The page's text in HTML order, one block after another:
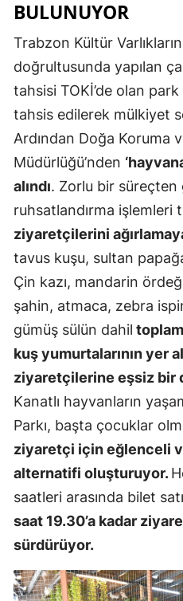
BULUNUYOR
Trabzon Kültür
doğrultusunda yapılan
tahsisi TOKİ’de olan
tahsis edilerek mülkiyet
Ardından Doğa Koruma
Müdürlüğü’nden
alındı. Zorlu bir
ruhsatlandırma işlemleri
ziyaretçilerini
tavus kuşu, sultan
Çin kazı, mandarin
şahin, atmaca, zebra
gümüş sülün dahil
kuş yumurtalarının yer
ziyaretçilerine eşsiz bir
Kanatlı hayvanların
Parkı, başta çocuklar
ziyaretçi için eğlenceli
alternatifi oluşturuyor.
saatleri arasında bilet
saat 19.30’a kadar
sürdürüyor.